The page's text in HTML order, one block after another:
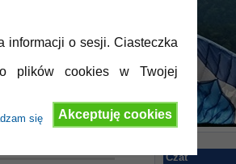
informacji o sesji. Ciasteczka
plików cookies w Twojej
Akceptuję cookies
się
Czat